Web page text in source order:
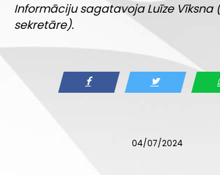
Informāciju sagatavoja Luīze Vīksna
sekretāre).
04/07/2024